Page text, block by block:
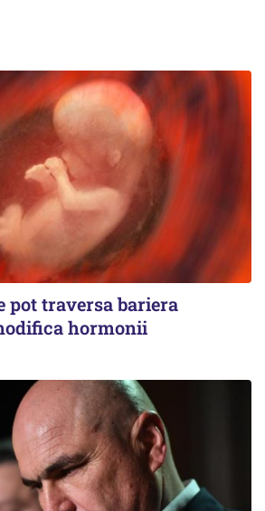
pot traversa bariera
hormonii